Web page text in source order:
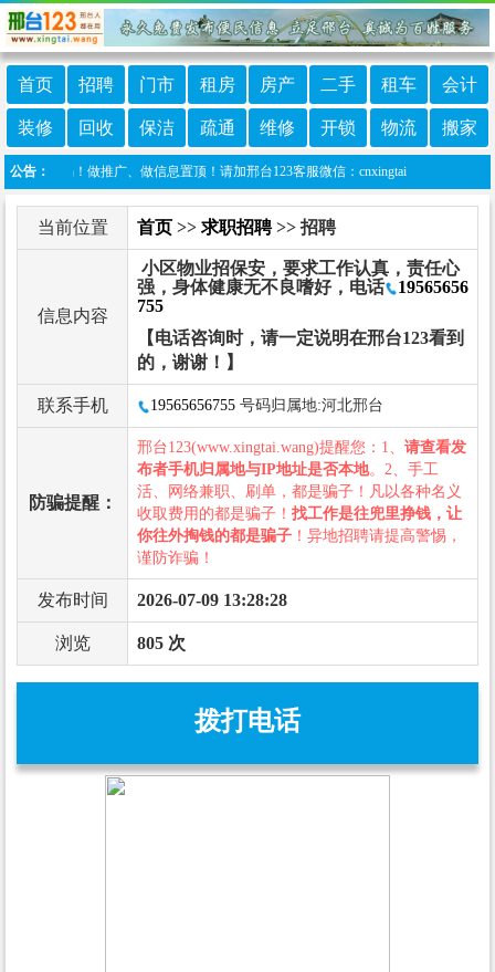
首页 招聘 门市 租房 房产 二手 租车 会计
装修 回收 保洁 疏通 维修 开锁 物流 搬家
公告：
防诈骗！做推广、做信息置顶！请加邢台123客服微信：cnxingtai
当前位置 首页 >> 求职招聘>> 招聘
信息内容
小区物业招保安，要求工作认真，责任心
强，身体健康无不良嗜好，电话
19565656
755
【电话咨询时，请一定说明在邢台123看到
的，谢谢！】
联系手机 19565656755 号码归属地:河北邢台
防骗提醒：
邢台123(www.xingtai.wang)提醒您：1、 请查看发
布者手机归属地与IP地址是否本地。2、手工
活、网络兼职、刷单，都是骗子！凡以各种名义
收取费用的都是骗子！ 找工作是往兜里挣钱，让
你往外掏钱的都是骗子 ！异地招聘请提高警惕，
谨防诈骗！
发布时间 2026-07-09 13:28:28
浏览 805 次
拨打电话